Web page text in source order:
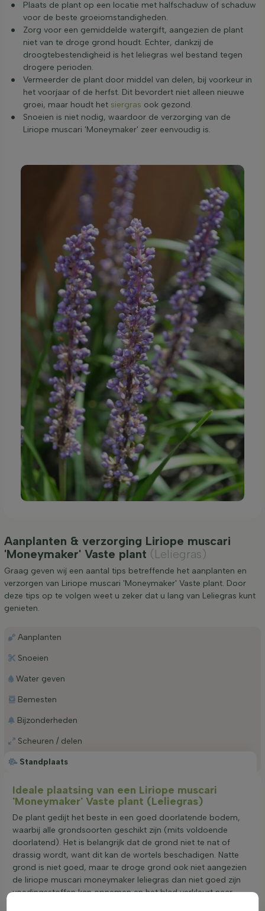
Plaats de plant op een locatie met halfschaduw of schaduw
voor de beste groeiomstandigheden.
Zorg voor een gemiddelde watergift, aangezien de plant
niet van te droge grond houdt. Echter, dankzij de
droogtebestendigheid is het leliegras wel bestand tegen
drogere perioden.
Vermeerder de plant door middel van delen, bij voorkeur in
het voorjaar of de herfst. Dit bevordert niet alleen nieuwe
groei, maar houdt het siergras ook gezond.
Snoeien is niet nodig, waardoor de verzorging van de
Liriope muscari 'Moneymaker' zeer eenvoudig is.
Aanplanten & verzorging Liriope muscari
'Moneymaker' Vaste plant (Leliegras)
Graag geven wij een aantal tips betreffende het aanplanten en
verzorgen van Liriope muscari 'Moneymaker' Vaste plant. Door
deze tips op te volgen weet u zeker dat u lang van Leliegras kunt
genieten.
Standplaats
Aanplanten
Snoeien
Water geven
Bemesten
Bijzonderheden
Scheuren / delen
Ideale plaatsing van een Liriope muscari
'Moneymaker' Vaste plant (Leliegras)
De plant gedijt het beste in een goed doorlatende bodem,
waarbij alle grondsoorten geschikt zijn (mits voldoende
doorlatend). Het is belangrijk dat de grond niet te nat of
drassig wordt, want dit kan de wortels beschadigen. Natte
grond is niet goed, maar te droge grond ook niet aangezien
de liriope muscari moneymaker leliegras dan niet goed zijn
voedingsstoffen kan opnemen en het blad verkleurt naar